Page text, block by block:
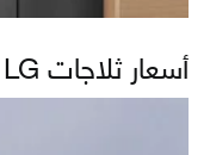
أسعار ثلاجات LG في العراق